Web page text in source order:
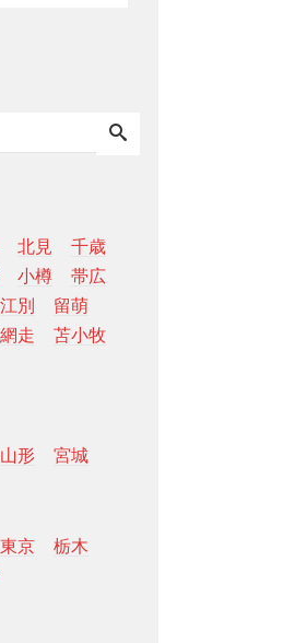
北見
千歳
小樽
帯広
江別
留萌
網走
苫小牧
山形 宮城
東京
栃木